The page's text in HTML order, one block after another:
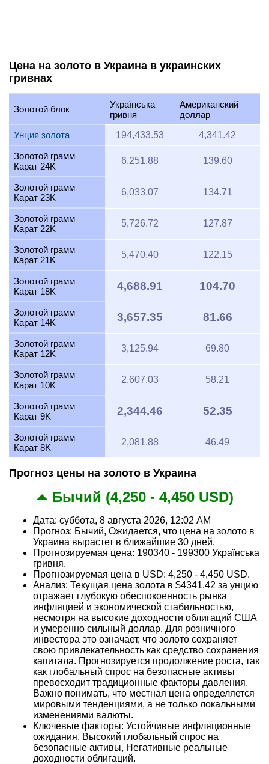
Цена на золото в Украина в украинских
гривнах
Золотой блок
Українська
гривня
Американский
доллар
Унция золота
194,433.53 4,341.42
Золотой грамм
Карат 24K
6,251.88 139.60
Золотой грамм
Карат 23K
6,033.07 134.71
Золотой грамм
Карат 22K
5,726.72 127.87
Золотой грамм
Карат 21K
5,470.40 122.15
Золотой грамм
Карат 18K
4,688.91 104.70
Золотой грамм
Карат 14K
3,657.35 81.66
Золотой грамм
Карат 12K
3,125.94 69.80
Золотой грамм
Карат 10K
2,607.03 58.21
Золотой грамм
Карат 9K
2,344.46 52.35
Золотой грамм
Карат 8K
2,081.88 46.49
Прогноз цены на золото в Украина
Бычий (4,250 - 4,450 USD)
Дата: суббота, 8 августа 2026, 12:02 AM
Прогноз: Бычий, Ожидается, что цена на золото в
Украина вырастет в ближайшие 30 дней.
Прогнозируемая цена: 190340 - 199300 Українська
гривня.
Прогнозируемая цена в USD: 4,250 - 4,450 USD.
Анализ: Текущая цена золота в $4341.42 за унцию
отражает глубокую обеспокоенность рынка
инфляцией и экономической стабильностью,
несмотря на высокие доходности облигаций США
и умеренно сильный доллар. Для розничного
инвестора это означает, что золото сохраняет
свою привлекательность как средство сохранения
капитала. Прогнозируется продолжение роста, так
как глобальный спрос на безопасные активы
превосходит традиционные факторы давления.
Важно понимать, что местная цена определяется
мировыми тенденциями, а не только локальными
изменениями валюты.
Ключевые факторы: Устойчивые инфляционные
ожидания, Высокий глобальный спрос на
безопасные активы, Негативные реальные
доходности облигаций.